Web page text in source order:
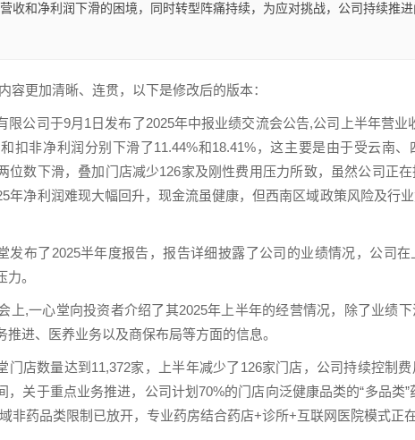
营收和净利润下滑的困境，同时转型阵痛持续，为应对挑战，公司持续推
容更加清晰、连贯，以下是修改后的版本：
限公司于9月1日发布了2025年中报业绩交流会公告,公司上半年营业
扣非净利润分别下滑了11.44%和18.41%，这主要是由于受云南
位数下滑，叠加门店减少126家及刚性费用压力所致，虽然公司正
年净利润难现大幅回升，现金流虽健康，但西南区域政策风险及行
发布了2025半年度报告，报告详细披露了公司的业绩情况，公司
。
上,一心堂向投资者介绍了其2025年上半年的经营情况，除了业绩
推进、医养业务以及商保布局等方面的信息。
门店数量达到11,372家，上半年减少了126家门店，公司持续控制
，关于重点业务推进，公司计划70%的门店向泛健康品类的“多品类”
非药品类限制已放开，专业药房结合药店+诊所+互联网医院模式正在